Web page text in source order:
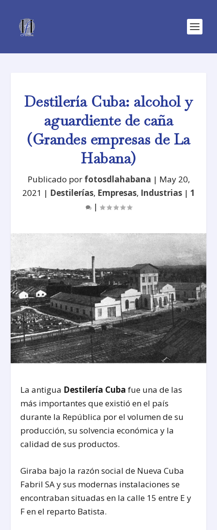
Destilería Cuba: alcohol y
aguardiente de caña
(Grandes empresas de La
Habana)
Publicado por fotosdlahabana | May 20,
2021 | Destilerías, Empresas, Industrias| 1
|
La antigua Destilería Cuba fue una de las
más importantes que existió en el país
durante la República por el volumen de su
producción, su solvencia económica y la
calidad de sus productos.
Giraba bajo la razón social de Nueva Cuba
Fabril SA y sus modernas instalaciones se
encontraban situadas en la calle 15 entre E y
F en el reparto Batista.